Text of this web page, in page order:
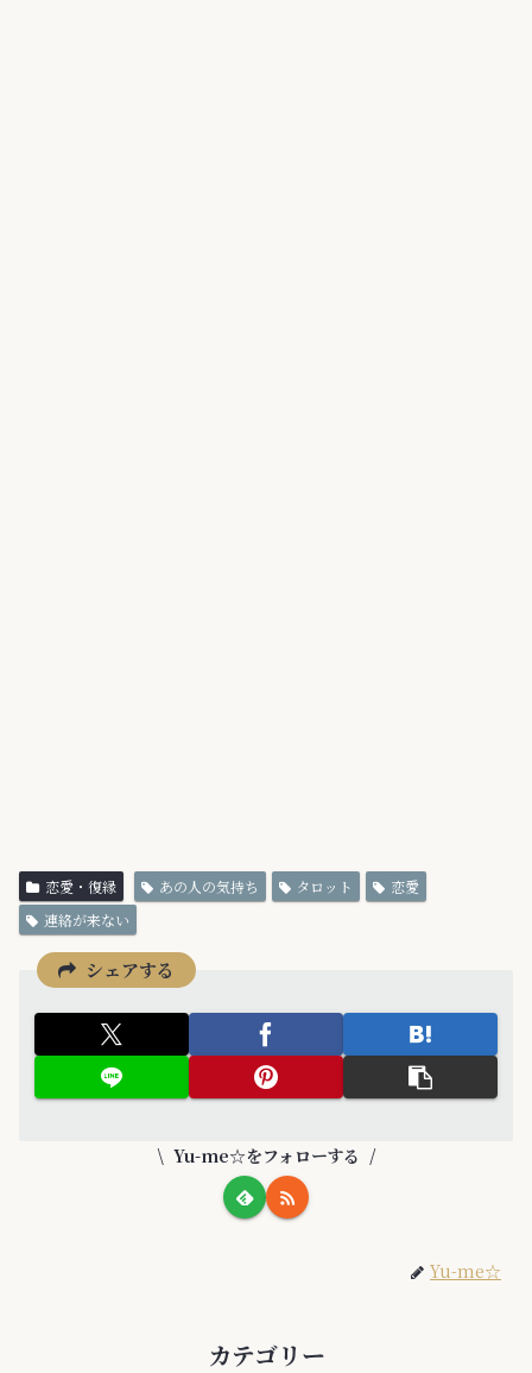
恋愛・復縁 あの人の気持ち タロット
恋愛
連絡が来ない
シェアする
Yu-me☆をフォローする
Yu-me☆
カテゴリー